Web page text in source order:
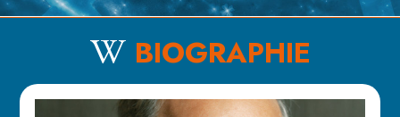
BIOGRAPHIE